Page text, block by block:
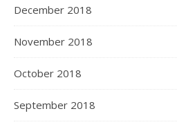
December 2018
November 2018
October 2018
September 2018